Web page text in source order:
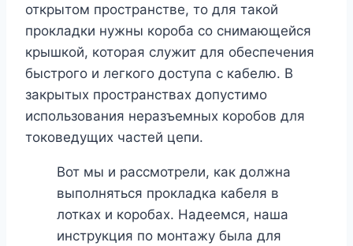
открытом пространстве, то для такой
прокладки нужны короба со снимающейся
крышкой, которая служит для обеспечения
быстрого и легкого доступа с кабелю. В
закрытых пространствах допустимо
использования неразъемных коробов для
токоведущих частей цепи.
Вот мы и рассмотрели, как должна
выполняться прокладка кабеля в
лотках и коробах. Надеемся, наша
инструкция по монтажу была для